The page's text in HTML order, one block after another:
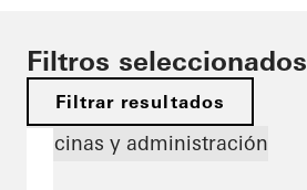
Filtros seleccionados
Filtrar resultados
Oficinas y administración